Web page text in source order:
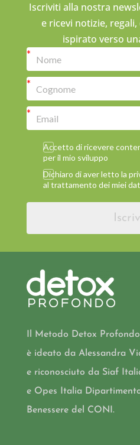
Iscriviti alla nostra
e ricevi notizie,
ispirato verso
Accetto di ricevere
per il mio sviluppo
Dichiaro di aver letto la
al trattamento dei miei
Il Metodo Detox Profondo
è ideato da Alessandra
e riconosciuto da Siaf
e Opes Italia
Benessere del CONI.